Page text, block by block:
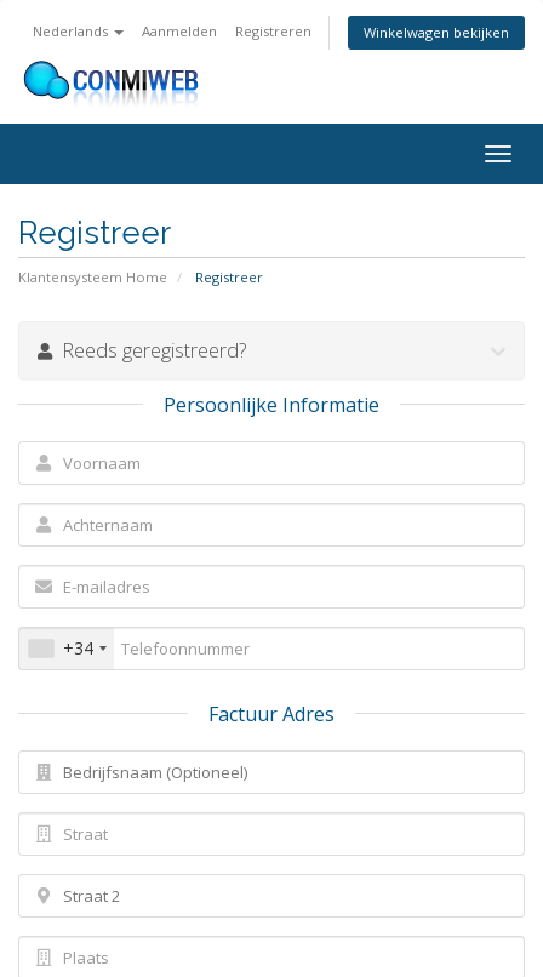
Nederlands Aanmelden Registreren Winkelwagen bekijken
in-/
Registreer
Klantensysteem Home Registreer
Reeds geregistreerd?
Persoonlijke Informatie
+34
Factuur Adres